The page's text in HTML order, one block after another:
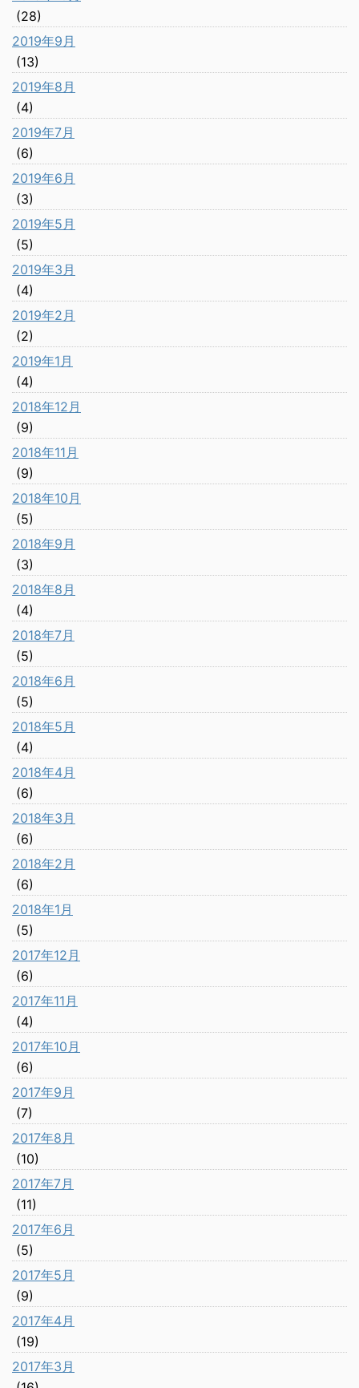
(28)
2019年9月
(13)
2019年8月
(4)
2019年7月
(6)
2019年6月
(3)
2019年5月
(5)
2019年3月
(4)
2019年2月
(2)
2019年1月
(4)
2018年12月
(9)
2018年11月
(9)
2018年10月
(5)
2018年9月
(3)
2018年8月
(4)
2018年7月
(5)
2018年6月
(5)
2018年5月
(4)
2018年4月
(6)
2018年3月
(6)
2018年2月
(6)
2018年1月
(5)
2017年12月
(6)
2017年11月
(4)
2017年10月
(6)
2017年9月
(7)
2017年8月
(10)
2017年7月
(11)
2017年6月
(5)
2017年5月
(9)
2017年4月
(19)
2017年3月